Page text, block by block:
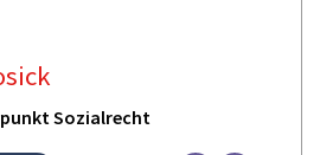
Sozialrecht